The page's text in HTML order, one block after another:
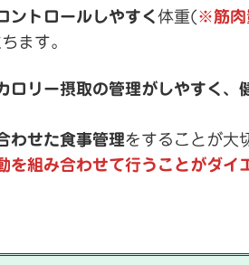
ントロールしやすく 体重(※筋肉
ます。
ロリー摂取の管理がしやすく、
わせた食事管理をすることが大
を組み合わせて行うことがダイ